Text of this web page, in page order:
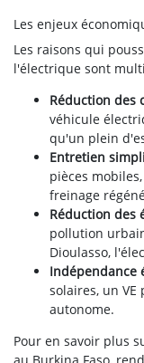
Les enjeux
Les raisons qui
l'électrique sont
Réduction des
véhicule
qu'un plein
Entretien
pièces
freinage
Réduction des
pollution
Dioulasso,
Indépendance
solaires, un
autonome.
Pour en savoir plus